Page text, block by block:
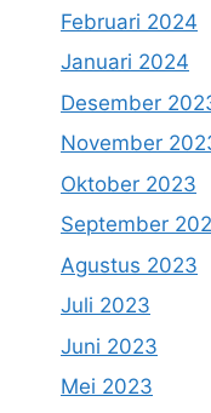
Februari 2024
Januari 2024
Desember
November
Oktober 2023
September
Agustus 2023
Juli 2023
Juni 2023
Mei 2023